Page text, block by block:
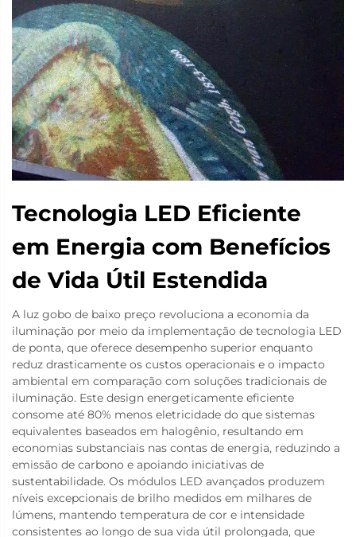
Tecnologia LED Eficiente
em Energia com Benefícios
de Vida Útil Estendida
A luz gobo de baixo preço revoluciona a economia da
iluminação por meio da implementação de tecnologia LED
de ponta, que oferece desempenho superior enquanto
reduz drasticamente os custos operacionais e o impacto
ambiental em comparação com soluções tradicionais de
iluminação. Este design energeticamente eficiente
consome até 80% menos eletricidade do que sistemas
equivalentes baseados em halogênio, resultando em
economias substanciais nas contas de energia, reduzindo a
emissão de carbono e apoiando iniciativas de
sustentabilidade. Os módulos LED avançados produzem
níveis excepcionais de brilho medidos em milhares de
lúmens, mantendo temperatura de cor e intensidade
consistentes ao longo de sua vida útil prolongada, que